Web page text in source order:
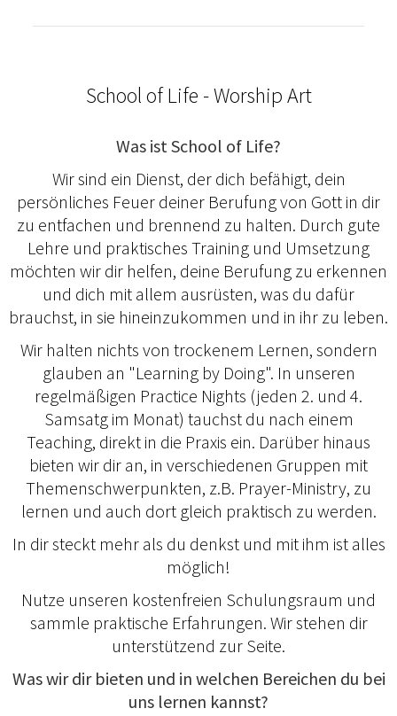
School of Life - Worship Art
Was ist School of Life?
Wir sind ein Dienst, der dich befähigt, dein
persönliches Feuer deiner Berufung von Gott in dir
zu entfachen und brennend zu halten. Durch gute
Lehre und praktisches Training und Umsetzung
möchten wir dir helfen, deine Berufung zu erkennen
und dich mit allem ausrüsten, was du dafür
brauchst, in sie hineinzukommen und in ihr zu leben.
Wir halten nichts von trockenem Lernen, sondern
glauben an "Learning by Doing". In unseren
regelmäßigen Practice Nights (jeden 2. und 4.
Samsatg im Monat) tauchst du nach einem
Teaching, direkt in die Praxis ein. Darüber hinaus
bieten wir dir an, in verschiedenen Gruppen mit
Themenschwerpunkten, z.B. Prayer-Ministry, zu
lernen und auch dort gleich praktisch zu werden.
In dir steckt mehr als du denkst und mit ihm ist alles
möglich!
Nutze unseren kostenfreien Schulungsraum und
sammle praktische Erfahrungen. Wir stehen dir
unterstützend zur Seite.
Was wir dir bieten und in welchen Bereichen du bei
uns lernen kannst?